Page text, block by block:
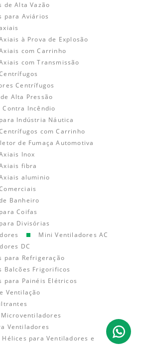
de Alta Vazão
para Aviários
à Prova de Explosão
com Carrinho
com Transmissão
Centrífugos
Alta Pressão
Contra Incêndio
Indústria Náutica
com Carrinho
de Fumaça Automotiva
Inox
fibra
aluminio
Banheiro
Coifas
Divisórias
Mini Ventiladores AC
DC
para Refrigeração
Balcões Frigorificos
para Painéis Elétricos
Ventilação
Ventiladores
Hélices para Ventiladores e